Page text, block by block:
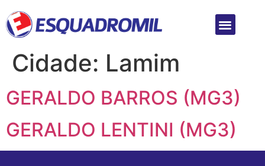
Cidade: Lamim
GERALDO BARROS (MG3)
GERALDO LENTINI (MG3)